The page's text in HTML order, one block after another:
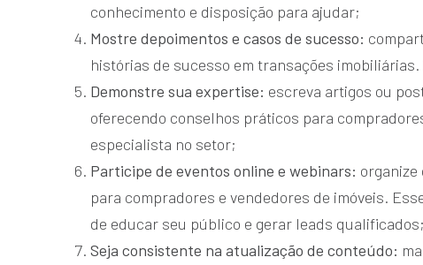
conhecimento e disposição para ajudar;
Mostre depoimentos e casos de sucesso:
histórias de sucesso em transações
Demonstre sua expertise: escreva artigos ou
oferecendo conselhos práticos para
especialista no setor;
Participe de eventos online e webinars:
para compradores e vendedores de imóveis.
de educar seu público e gerar leads qualificados;
Seja consistente na atualização de conteúdo: